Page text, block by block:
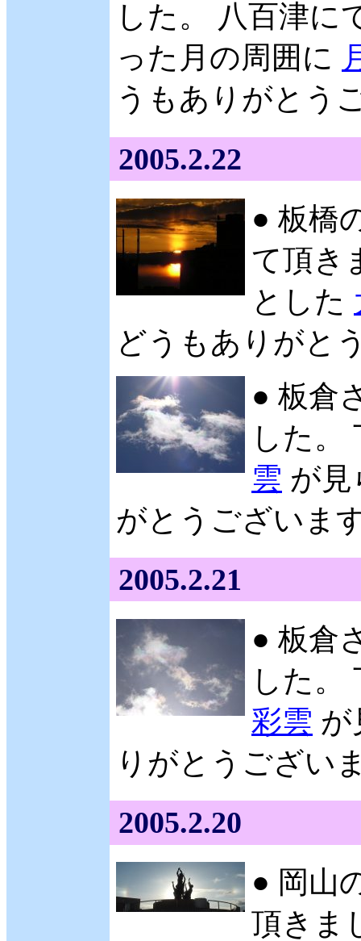
した。 八百津に
った月の周囲に
うもありがとう
2005.2.22
● 板橋
て頂き
とした
どうもありがと
● 板倉
した。
雲 が
がとうございま
2005.2.21
● 板倉
した。
彩雲 が
りがとうござい
2005.2.20
● 岡山
頂きま